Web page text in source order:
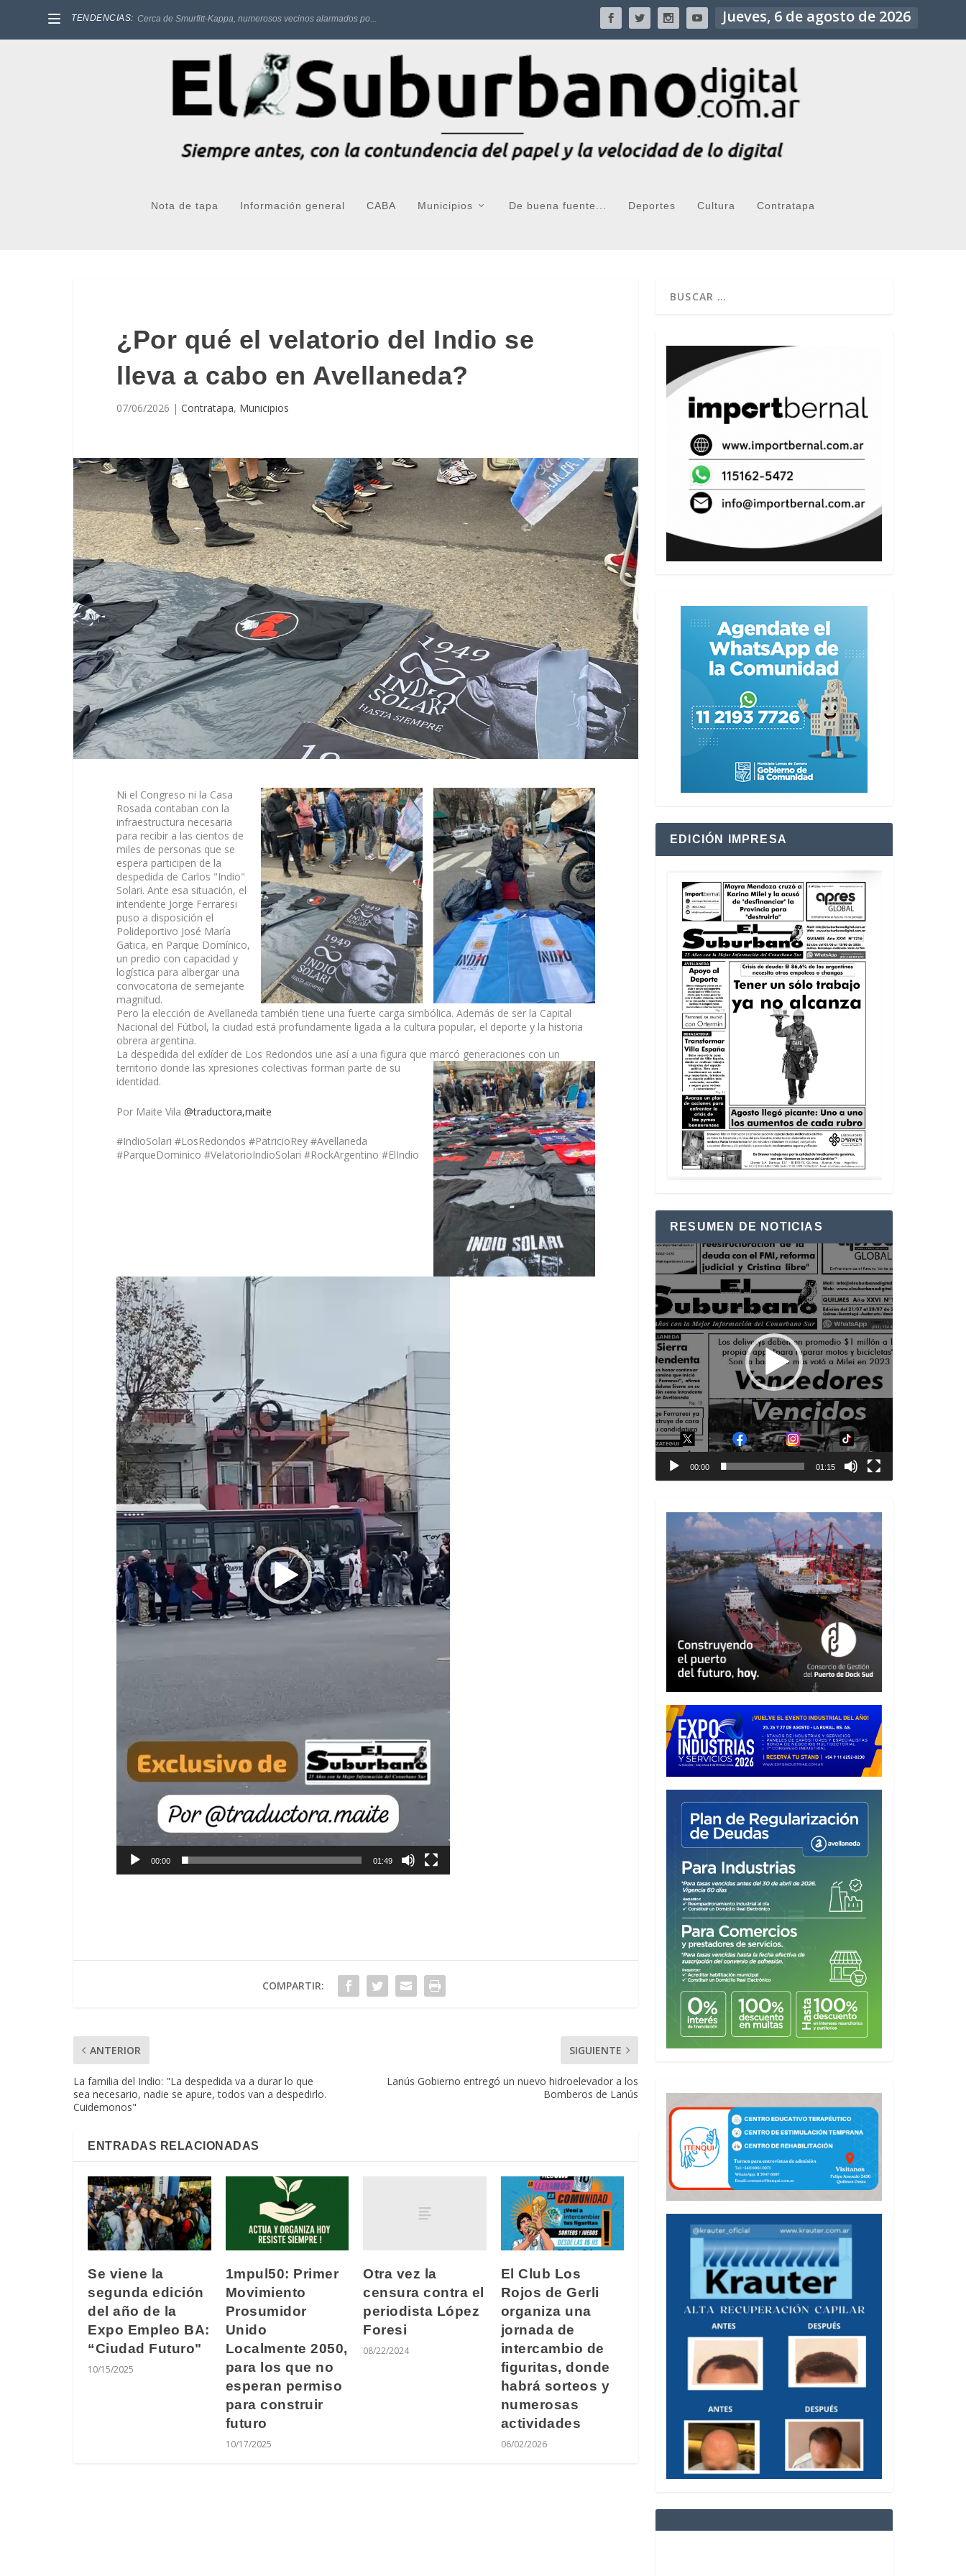
TENDENCIAS: Cerca de Smurfitt-Kappa, numerosos vecinos alarmados po... Jueves, 6 de agosto de 2026
Nota de tapa Información general CABA Municipios De buena fuente... Deportes Cultura Contratapa
¿Por qué el velatorio del Indio se
lleva a cabo en Avellaneda?
07/06/2026 | Contratapa, Municipios
Ni el Congreso ni la Casa
Rosada contaban con la
infraestructura necesaria
para recibir a las cientos de
miles de personas que se
espera participen de la
despedida de Carlos "Indio"
Solari. Ante esa situación, el
intendente Jorge Ferraresi
puso a disposición el
Polideportivo José María
Gatica, en Parque Domínico,
un predio con capacidad y
logística para albergar una
convocatoria de semejante
magnitud.
Pero la elección de Avellaneda también tiene una fuerte carga simbólica. Además de ser la Capital
Nacional del Fútbol, la ciudad está profundamente ligada a la cultura popular, el deporte y la historia
obrera argentina.
La despedida del exlíder de Los Redondos une así a una figura que marcó generaciones con un
territorio donde las xpresiones colectivas forman parte de su
identidad.
Por Maite Vila @traductora,maite
#IndioSolari #LosRedondos #PatricioRey #Avellaneda
#ParqueDominico #VelatorioIndioSolari #RockArgentino #ElIndio
00:00 01:49
COMPARTIR:
ANTERIOR
La familia del Indio: "La despedida va a durar lo que
sea necesario, nadie se apure, todos van a despedirlo.
Cuidemonos"
SIGUIENTE
Lanús Gobierno entregó un nuevo hidroelevador a los
Bomberos de Lanús
ENTRADAS RELACIONADAS
Se viene la
segunda edición
del año de la
Expo Empleo BA:
“Ciudad Futuro"
10/15/2025
1mpul50: Primer
Movimiento
Prosumidor
Unido
Localmente 2050,
para los que no
esperan permiso
para construir
futuro
10/17/2025
Otra vez la
censura contra el
periodista López
Foresi
08/22/2024
El Club Los
Rojos de Gerli
organiza una
jornada de
intercambio de
figuritas, donde
habrá sorteos y
numerosas
actividades
06/02/2026
EDICIÓN IMPRESA
RESUMEN DE NOTICIAS
Reproductor
de
vídeo
00:00 01:15